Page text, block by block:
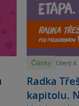
Články Úterý
Radka
kapitolu.